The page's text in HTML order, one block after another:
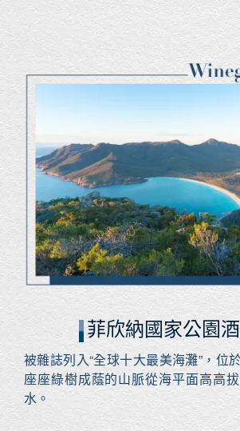
菲欣納國家公園
被雜誌列入“全球十大最美海灘”，位
座座綠樹成蔭的山脈從海平面高高
水。